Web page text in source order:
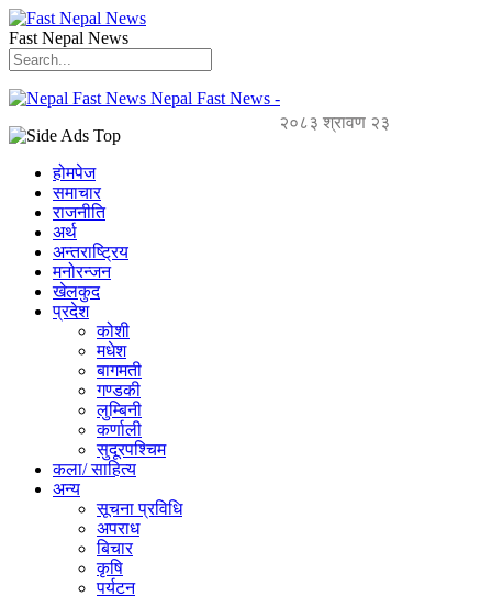
Fast Nepal News
Nepal Fast News -
२०८३ श्रावण २३
होमपेज
समाचार
राजनीति
अर्थ
अन्तराष्ट्रिय
मनोरन्जन
खेलकुद
प्रदेश
कोशी
मधेश
बागमती
गण्डकी
लुम्बिनी
कर्णाली
सुदूरपश्चिम
कला/ साहित्य
अन्य
सूचना प्रविधि
अपराध
बिचार
कृषि
पर्यटन